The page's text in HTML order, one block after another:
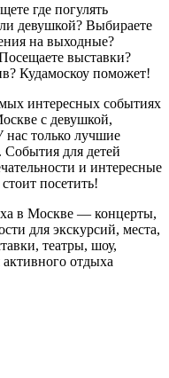
где погулять
девушкой? Выбираете
на выходные?
выставки?
Кудамоскоу поможет!
интересных событиях
с девушкой,
только лучшие
для детей
и интересные
посетить!
в Москве — концерты,
для экскурсий, места,
театры, шоу,
отдыха